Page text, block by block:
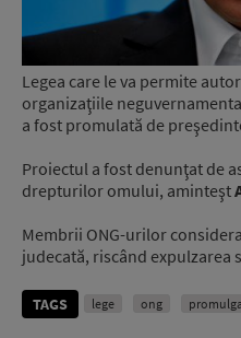
Legea care le va permite
organizaţiile
a fost promulată de
Proiectul a fost denunţat de
drepturilor omului, aminteşt
Membrii ONG-urilor
judecată, riscând expulzarea
TAGS lege ong